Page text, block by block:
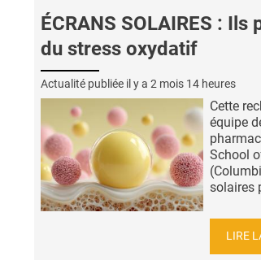
ÉCRANS SOLAIRES :
du stress oxydatif
Actualité publiée il y a 2 mois 14 heures
Cette
équipe
School
solaires
LIRE